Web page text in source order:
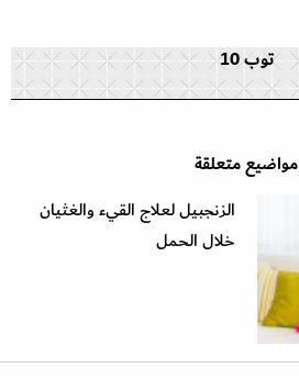
توب 10
مواضيع متعلقة
الزنجبيل لعلاج القيء والغثيان
خلال الحمل